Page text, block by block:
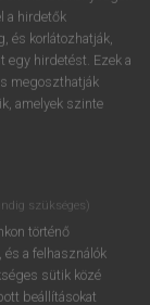
a hirdetők
és korlátozhatják,
egy hirdetést. Ezek a
megoszthatják
amelyek szinte
szükséges)
történő
és a felhasználók
sütik közé
beállításokat